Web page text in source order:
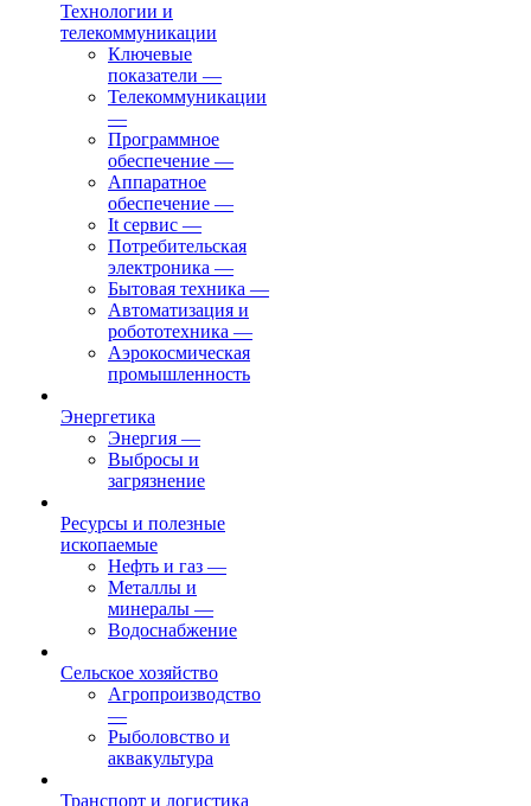
Технологии и
телекоммуникации
Ключевые
показатели —
Телекоммуникации
—
Программное
обеспечение —
Аппаратное
обеспечение —
It сервис —
Потребительская
электроника —
Бытовая техника —
Автоматизация и
робототехника —
Аэрокосмическая
промышленность
Энергетика
Энергия —
Выбросы и
загрязнение
Ресурсы и полезные
ископаемые
Нефть и газ —
Металлы и
минералы —
Водоснабжение
Сельское хозяйство
Агропроизводство
—
Рыболовство и
аквакультура
Транспорт и логистика